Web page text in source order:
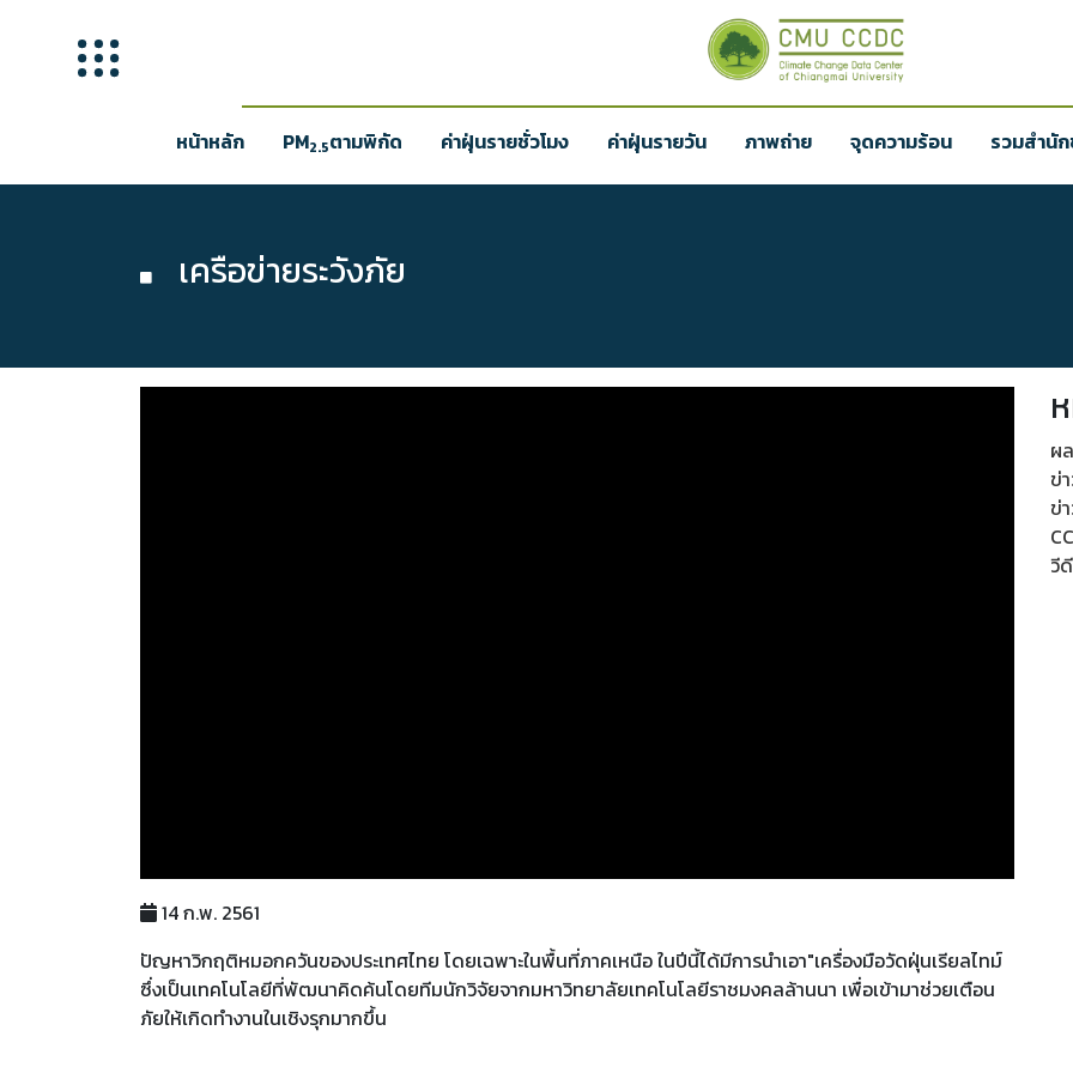
หน้าหลัก PM2.5ตามพิกัด ค่าฝุ่นรายชั่วโมง ค่าฝุ่นรายวัน ภาพถ่าย จุดความร้อน รวมสำนั
เครือข่ายระวังภัย
14 ก.พ. 2561
ปัญหาวิกฤติหมอกควันของประเทศไทย โดยเฉพาะในพื้นที่ภาคเหนือ ในปีนี้ได้มีการนำเอา"เครื่องมือวัดฝุ่นเรียลไทม์
ซึ่งเป็นเทคโนโลยีที่พัฒนาคิดค้นโดยทีมนักวิจัยจากมหาวิทยาลัยเทคโนโลยีราชมงคลล้านนา เพื่อเข้ามาช่วยเตือน
ภัยให้เกิดทำงานในเชิงรุกมากขึ้น
ผ
ข่
ข่
วี